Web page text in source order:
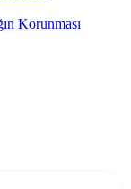
Korunması